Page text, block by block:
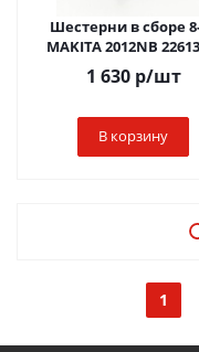
Шестерни в сборе
MAKITA 2012NB
1 630р/шт
В корзину
1